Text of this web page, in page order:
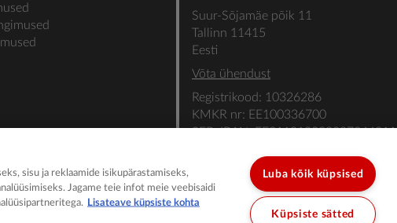
Suur-Sõjamäe põik 11
Tallinn 11415
Eesti
Võta ühendust
Registrikood: 10326286
KMKR nr: EE100336700
SEB: IBAN: EE311010220007244011
sisu ja reklaamide isikupärastamiseks,
Jagame teie infot meie veebisaidi
Lisateave küpsiste kohta
Luba kõik küpsised
Küpsiste sätted